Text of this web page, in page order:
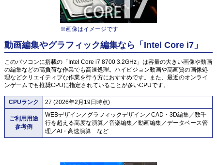
※画像はイメージです
動画編集やグラフィック編集なら「Intel Core i7」
このパソコンに搭載の「Intel Core i7 8700 3.2GHz」は容量の大きい画像や動画
の編集などの高負荷な作業でも高速処理。ハイビジョン動画や高画質の画像処
理などクリエイティブな作業を行う方におすすめです。また、最近のオンライ
ンゲームでも推奨CPUに指定されていることが多いCPUです。
CPUランク 27 (2026年2月19日時点)
ご利用用途
参考例
WEBデザイン／グラフィックデザイン／CAD・3D編集／数千
行を超える高度な演算／音楽編集／動画編集／データベース管
理／AI・高速演算 など